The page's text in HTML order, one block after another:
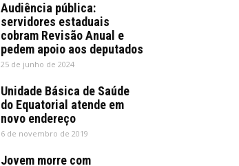
Audiência pública:
servidores estaduais
cobram Revisão Anual e
pedem apoio aos deputados
25 de junho de 2024
Unidade Básica de Saúde
do Equatorial atende em
novo endereço
6 de novembro de 2019
Jovem morre com